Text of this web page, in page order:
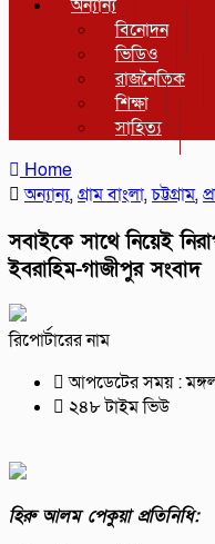
অন্যান্য
বিনোদন
ভিডিও
রাজনৈতিক
শিক্ষা
সাহিত্য
Home
অন্যান্য,গ্রাম বাংলা,চট্টগ্রাম,
সবাইকে সাথে নিয়েই
ইবরাহিম-গাজীপুর সংবাদ
রিপোর্টারের নাম
আপডেটের সময় :
২৪৮ টাইম ভিউ
হিরু আলম পেকুয়া প্রতিনিধি: